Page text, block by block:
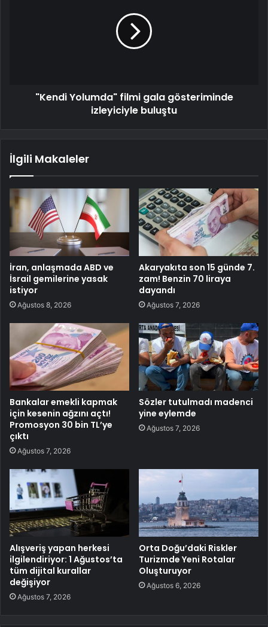
"Kendi Yolumda" filmi gala gösteriminde
izleyiciyle buluştu
İlgili Makaleler
İran, anlaşmada ABD ve
İsrail gemilerine yasak
istiyor
Ağustos 8, 2026
Akaryakıta son 15 günde 7.
zam! Benzin 70 liraya
dayandı
Ağustos 7, 2026
Bankalar emekli kapmak
için kesenin ağzını açtı!
Promosyon 30 bin TL’ye
çıktı
Ağustos 7, 2026
Sözler tutulmadı madenci
yine eylemde
Ağustos 7, 2026
Alışveriş yapan herkesi
ilgilendiriyor: 1 Ağustos’ta
tüm dijital kurallar
değişiyor
Ağustos 7, 2026
Orta Doğu’daki Riskler
Turizmde Yeni Rotalar
Oluşturuyor
Ağustos 6, 2026